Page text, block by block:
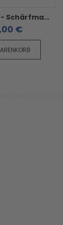
F.Dick RS-75 - Schärfmaschine
€